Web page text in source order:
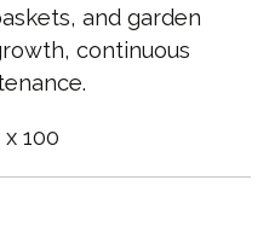
and garden
continuous
100